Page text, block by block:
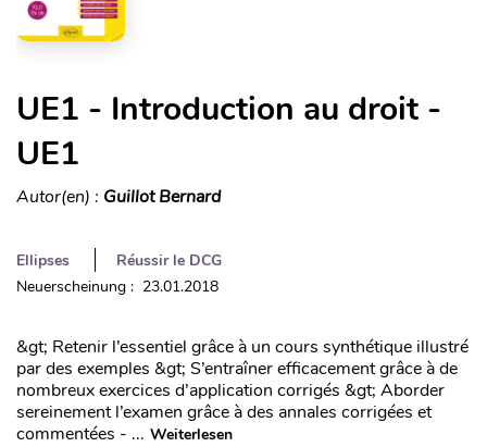
UE1 - Introduction au droit -
UE1
Autor(en) : Guillot Bernard
Ellipses
Réussir le DCG
Neuerscheinung : 23.01.2018
&gt; Retenir l’essentiel grâce à un cours synthétique illustré
par des exemples &gt; S’entraîner efficacement grâce à de
nombreux exercices d’application corrigés &gt; Aborder
sereinement l’examen grâce à des annales corrigées et
commentées - ... Weiterlesen